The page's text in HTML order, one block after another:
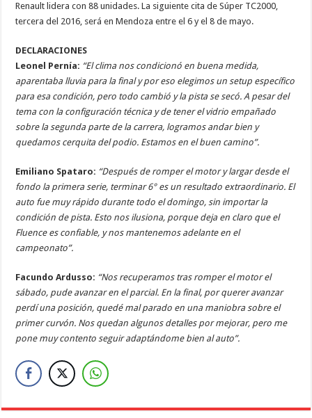
Renault lidera con 88 unidades. La siguiente cita de Súper TC2000,
tercera del 2016, será en Mendoza entre el 6 y el 8 de mayo.
DECLARACIONES
Leonel Pernía: “El clima nos condicionó en buena medida,
aparentaba lluvia para la final y por eso elegimos un setup específico
para esa condición, pero todo cambió y la pista se secó. A pesar del
tema con la configuración técnica y de tener el vidrio empañado
sobre la segunda parte de la carrera, logramos andar bien y
quedamos cerquita del podio. Estamos en el buen camino”.
Emiliano Spataro: “Después de romper el motor y largar desde el
fondo la primera serie, terminar 6° es un resultado extraordinario. El
auto fue muy rápido durante todo el domingo, sin importar la
condición de pista. Esto nos ilusiona, porque deja en claro que el
Fluence es confiable, y nos mantenemos adelante en el
campeonato”.
Facundo Ardusso: “Nos recuperamos tras romper el motor el
sábado, pude avanzar en el parcial. En la final, por querer avanzar
perdí una posición, quedé mal parado en una maniobra sobre el
primer curvón. Nos quedan algunos detalles por mejorar, pero me
pone muy contento seguir adaptándome bien al auto”.